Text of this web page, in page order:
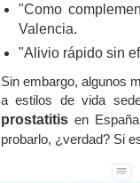
"Como
Valencia.
"Alivio rápido sin
Sin embargo, algunos
a estilos de vida
prostatitisen
probarlo, ¿verdad? Si